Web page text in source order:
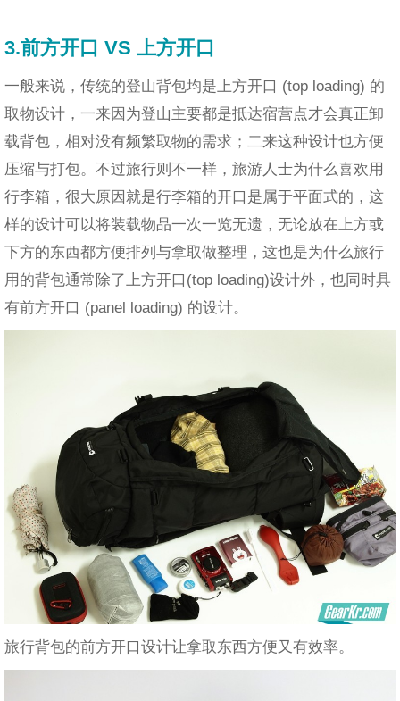
3.前方开口 VS 上方开口
一般来说，传统的登山背包均是上方开口 (top loading) 的
取物设计，一来因为登山主要都是抵达宿营点才会真正卸
载背包，相对没有频繁取物的需求；二来这种设计也方便
压缩与打包。不过旅行则不一样，旅游人士为什么喜欢用
行李箱，很大原因就是行李箱的开口是属于平面式的，这
样的设计可以将装载物品一次一览无遗，无论放在上方或
下方的东西都方便排列与拿取做整理，这也是为什么旅行
用的背包通常除了上方开口(top loading)设计外，也同时具
有前方开口 (panel loading) 的设计。
旅行背包的前方开口设计让拿取东西方便又有效率。